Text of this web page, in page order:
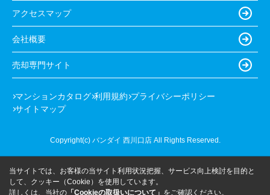
アクセスマップ
会社概要
売却専門サイト
マンションカタログ 利用規約 プライバシーポリシー
サイトマップ
Copyright(c) バンダイ 西川口店 All Rights Reserved.
当サイトでは、お客様の当サイト利用状況把握、サービス向上検討を目的と
して、クッキー（Cookie）を使用しています。
詳しくは、当社の 「Cookieの取扱いについて」 をご確認ください。